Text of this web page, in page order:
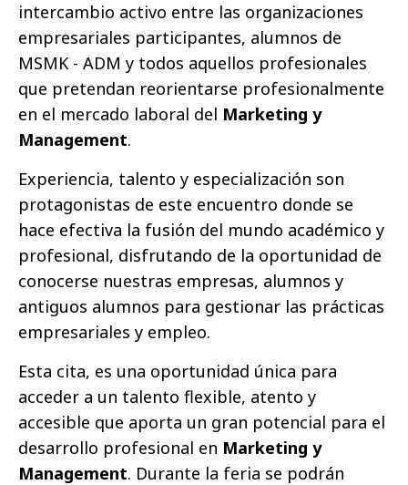
intercambio activo entre las organizaciones
empresariales participantes, alumnos de
MSMK - ADM y todos aquellos profesionales
que pretendan reorientarse profesionalmente
en el mercado laboral del Marketing y
Management.
Experiencia, talento y especialización son
protagonistas de este encuentro donde se
hace efectiva la fusión del mundo académico y
profesional, disfrutando de la oportunidad de
conocerse nuestras empresas, alumnos y
antiguos alumnos para gestionar las prácticas
empresariales y empleo.
Esta cita, es una oportunidad única para
acceder a un talento flexible, atento y
accesible que aporta un gran potencial para el
desarrollo profesional en Marketing y
Management. Durante la feria se podrán